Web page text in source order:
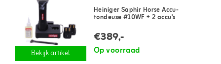
Bekijk artikel
Heiniger Saphir Horse Accu-
tondeuse #10WF + 2 accu's
€389,-
Op voorraad